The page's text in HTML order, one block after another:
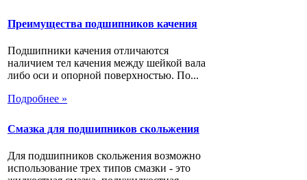
Преимущества подшипников качения
Подшипники качения отличаются
наличием тел качения между шейкой вала
либо оси и опорной поверхностью. По...
Подробнее »
Смазка для подшипников скольжения
Для подшипников скольжения возможно
использование трех типов смазки - это